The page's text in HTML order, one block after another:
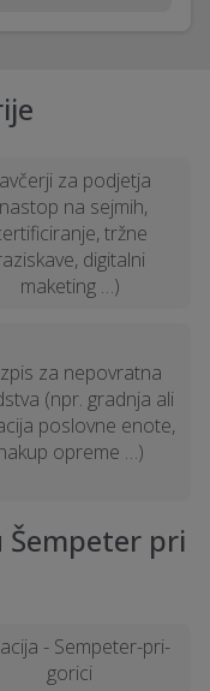
za podjetja
na sejmih,
tržne
digitalni
maketing …)
za nepovratna
(npr. gradnja ali
poslovne enote,
opreme …)
pri
- Sempeter-pri-
gorici